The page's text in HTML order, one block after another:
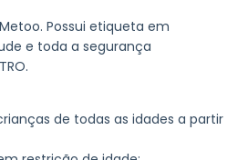
Possui etiqueta em
e toda a segurança
de todas as idades a partir